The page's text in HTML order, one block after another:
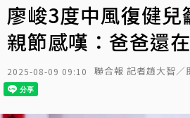
廖峻3度中風復健兒
親節感嘆：爸爸還
2025-08-09 09:10 聯合報 記者趙大智／